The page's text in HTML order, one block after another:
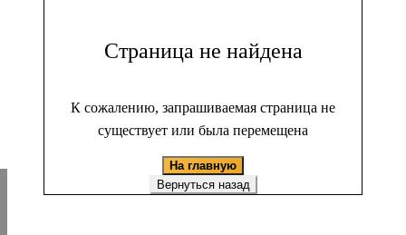
Страница не найдена
К сожалению, запрашиваемая страница не
существует или была перемещена
На главную
Вернуться назад